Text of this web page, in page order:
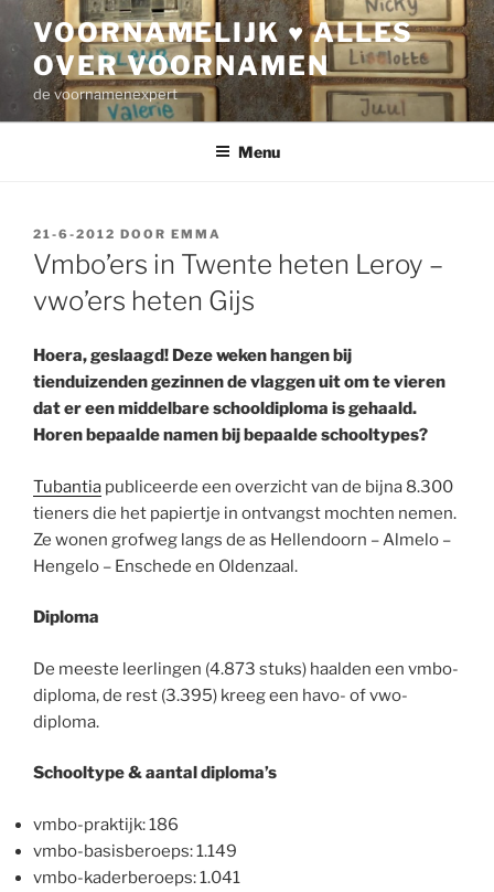
inhoud
VOORNAMELIJK ♥ ALLES
OVER VOORNAMEN
de voornamenexpert
Menu
GEPLAATST
OP
21-6-2012 DOOR EMMA
Vmbo’ers in Twente heten Leroy –
vwo’ers heten Gijs
Hoera, geslaagd! Deze weken hangen bij
tienduizenden gezinnen de vlaggen uit om te vieren
dat er een middelbare schooldiploma is gehaald.
Horen bepaalde namen bij bepaalde schooltypes?
Tubantia publiceerde een overzicht van de bijna 8.300
tieners die het papiertje in ontvangst mochten nemen.
Ze wonen grofweg langs de as Hellendoorn – Almelo –
Hengelo – Enschede en Oldenzaal.
Diploma
De meeste leerlingen (4.873 stuks) haalden een vmbo-
diploma, de rest (3.395) kreeg een havo- of vwo-
diploma.
Schooltype & aantal diploma’s
vmbo-praktijk: 186
vmbo-basisberoeps: 1.149
vmbo-kaderberoeps: 1.041